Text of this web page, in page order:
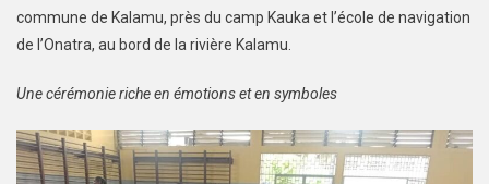
commune de Kalamu, près du camp Kauka et l’école de navigation
de l’Onatra, au bord de la rivière Kalamu.
Une cérémonie riche en émotions et en symboles